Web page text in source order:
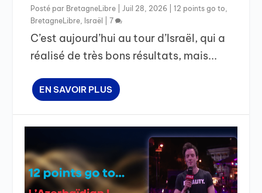
Posté par BretagneLibre Juil 28, 2026 |12 points go to
BretagneLibre
Israël |7
C’est aujourd’hui au tour d’Israël, qui a
réalisé de très bons résultats, mais...
EN SAVOIR PLUS